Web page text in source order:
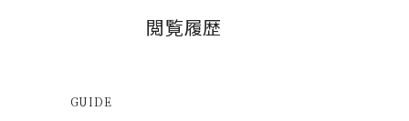
閲覧履歴
GUIDE